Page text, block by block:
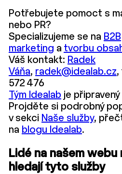
Potřebujete pomoct s
nebo PR?
Specializujeme se na B2B
marketing a tvorbu
Váš kontakt: Radek
Váňa, radek@idealab.cz,
572 476
Tým Idealab je
Projděte si podrobný
v sekci Naše služby,
na blogu Idealab.
Lidé na našem webu
hledají tyto služby